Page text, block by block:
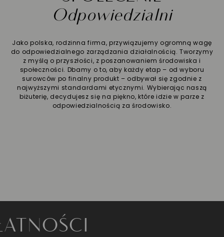
Odpowiedzialni
Jako polska, rodzinna firma, przywiązujemy ogromną wagę
do odpowiedzialnego zarządzania działalnością. Tworzymy
z myślą o przyszłości, z poszanowaniem środowiska i
społeczności. Dbamy o to, aby każdy etap – od wyboru
surowców po finalny produkt – odbywał się zgodnie z
najwyższymi standardami etycznymi. Wybierając naszą
biżuterię, decydujesz się na piękno, które idzie w parze z
odpowiedzialnością za środowisko.